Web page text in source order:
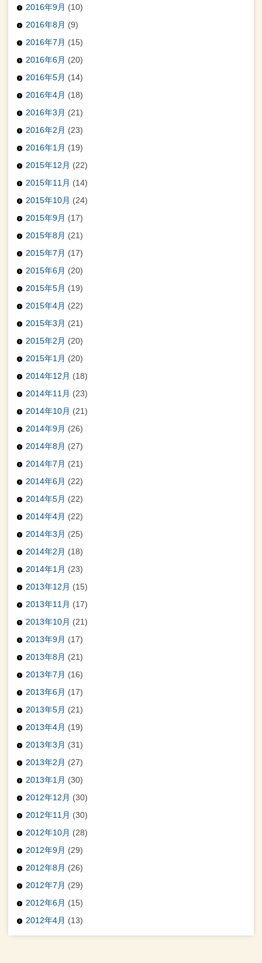
2016年9月 (10)
2016年8月 (9)
2016年7月 (15)
2016年6月 (20)
2016年5月 (14)
2016年4月 (18)
2016年3月 (21)
2016年2月 (23)
2016年1月 (19)
2015年12月 (22)
2015年11月 (14)
2015年10月 (24)
2015年9月 (17)
2015年8月 (21)
2015年7月 (17)
2015年6月 (20)
2015年5月 (19)
2015年4月 (22)
2015年3月 (21)
2015年2月 (20)
2015年1月 (20)
2014年12月 (18)
2014年11月 (23)
2014年10月 (21)
2014年9月 (26)
2014年8月 (27)
2014年7月 (21)
2014年6月 (22)
2014年5月 (22)
2014年4月 (22)
2014年3月 (25)
2014年2月 (18)
2014年1月 (23)
2013年12月 (15)
2013年11月 (17)
2013年10月 (21)
2013年9月 (17)
2013年8月 (21)
2013年7月 (16)
2013年6月 (17)
2013年5月 (21)
2013年4月 (19)
2013年3月 (31)
2013年2月 (27)
2013年1月 (30)
2012年12月 (30)
2012年11月 (30)
2012年10月 (28)
2012年9月 (29)
2012年8月 (26)
2012年7月 (29)
2012年6月 (15)
2012年4月 (13)